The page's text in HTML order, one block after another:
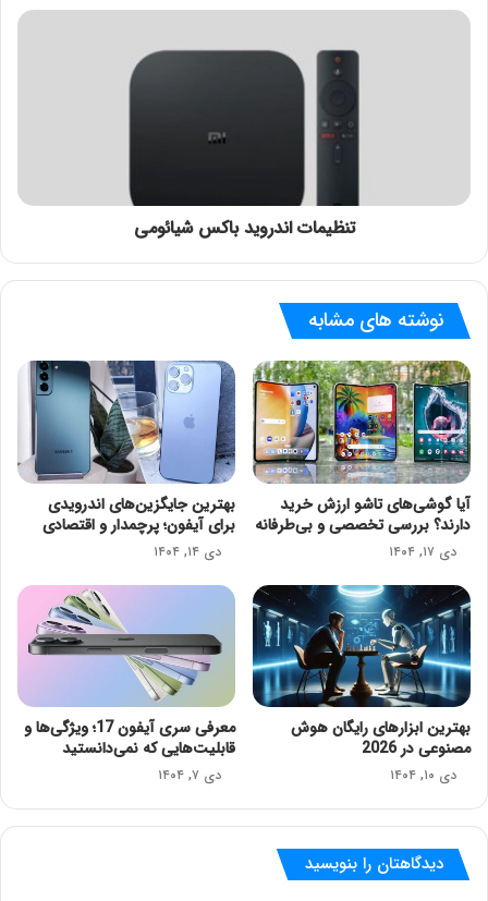
تنظیمات اندروید باکس شیائومی
نوشته های مشابه
آیا گوشی‌های تاشو ارزش خرید
دارند؟ بررسی تخصصی و بی‌طرفانه
دی ۱۷, ۱۴۰۴
بهترین جایگزین‌های اندرویدی
برای آیفون؛ پرچمدار و اقتصادی
دی ۱۴, ۱۴۰۴
بهترین ابزارهای رایگان هوش
مصنوعی در 2026
دی ۱۰, ۱۴۰۴
معرفی سری آیفون 17؛ ویژگی‌ها و
قابلیت‌هایی که نمی‌دانستید
دی ۷, ۱۴۰۴
دیدگاهتان را بنویسید